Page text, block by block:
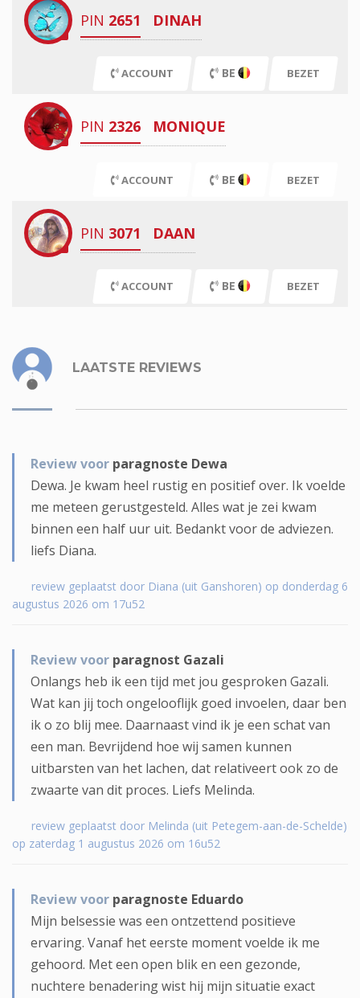
PIN 2651 DINAH
ACCOUNT BE BEZET
PIN 2326 MONIQUE
ACCOUNT BE BEZET
PIN 3071 DAAN
ACCOUNT BE BEZET
LAATSTE REVIEWS
Review voor paragnoste Dewa
Dewa. Je kwam heel rustig en positief over. Ik voelde
me meteen gerustgesteld. Alles wat je zei kwam
binnen een half uur uit. Bedankt voor de adviezen.
liefs Diana.
review geplaatst door Diana (uit Ganshoren) op donderdag 6
augustus 2026 om 17u52
Review voor paragnost Gazali
Onlangs heb ik een tijd met jou gesproken Gazali.
Wat kan jij toch ongelooflijk goed invoelen, daar ben
ik o zo blij mee. Daarnaast vind ik je een schat van
een man. Bevrijdend hoe wij samen kunnen
uitbarsten van het lachen, dat relativeert ook zo de
zwaarte van dit proces. Liefs Melinda.
review geplaatst door Melinda (uit Petegem-aan-de-Schelde)
op zaterdag 1 augustus 2026 om 16u52
Review voor paragnoste Eduardo
Mijn belsessie was een ontzettend positieve
ervaring. Vanaf het eerste moment voelde ik me
gehoord. Met een open blik en een gezonde,
nuchtere benadering wist hij mijn situatie exact